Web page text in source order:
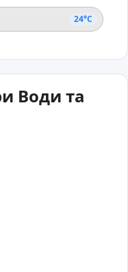
24°C
Води та